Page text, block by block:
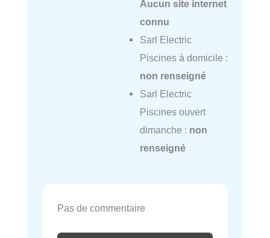
Aucun site internet
connu
Sarl Electric
Piscines à domicile :
non renseigné
Sarl Electric
Piscines ouvert
dimanche : non
renseigné
Pas de commentaire